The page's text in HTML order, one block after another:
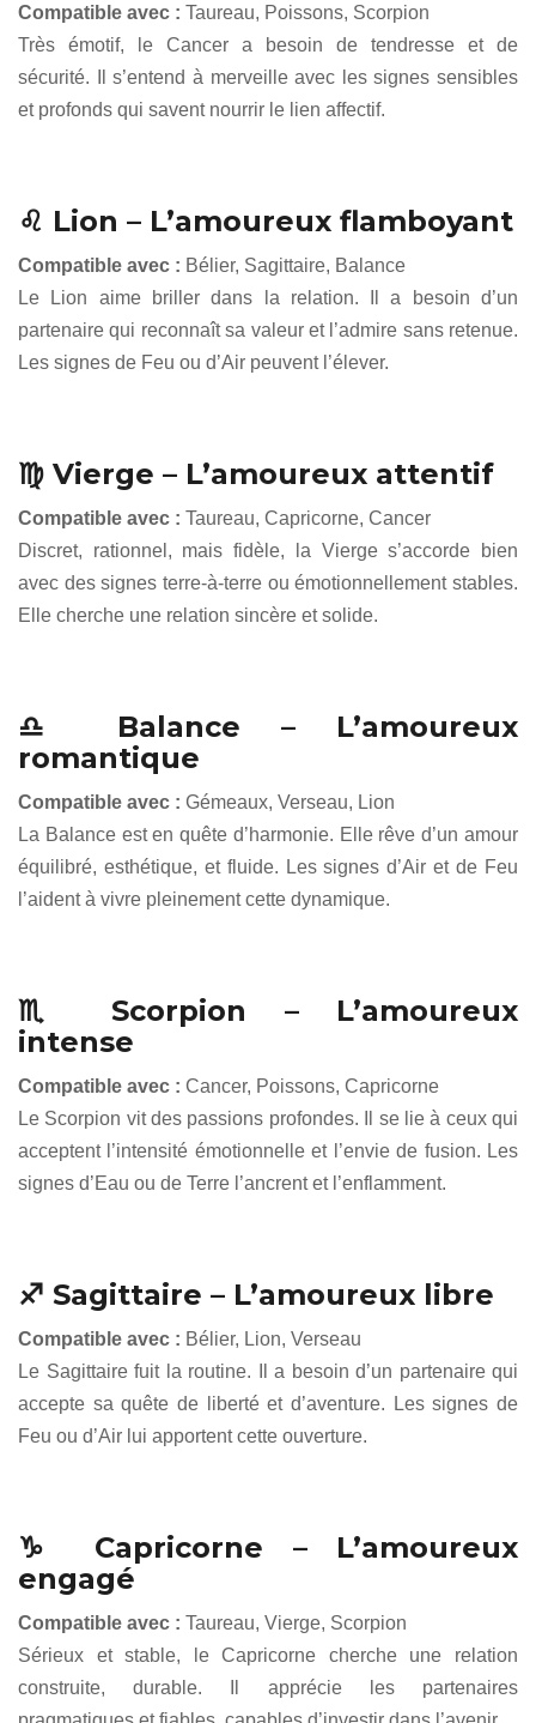
Compatible avec : Taureau, Poissons, Scorpion
Très émotif, le Cancer a besoin de tendresse et de
sécurité. Il s’entend à merveille avec les signes sensibles
et profonds qui savent nourrir le lien affectif.
♌ Lion – L’amoureux flamboyant
Compatible avec : Bélier, Sagittaire, Balance
Le Lion aime briller dans la relation. Il a besoin d’un
partenaire qui reconnaît sa valeur et l’admire sans retenue.
Les signes de Feu ou d’Air peuvent l’élever.
♍ Vierge – L’amoureux attentif
Compatible avec : Taureau, Capricorne, Cancer
Discret, rationnel, mais fidèle, la Vierge s’accorde bien
avec des signes terre-à-terre ou émotionnellement stables.
Elle cherche une relation sincère et solide.
♎ Balance – L’amoureux
romantique
Compatible avec : Gémeaux, Verseau, Lion
La Balance est en quête d’harmonie. Elle rêve d’un amour
équilibré, esthétique, et fluide. Les signes d’Air et de Feu
l’aident à vivre pleinement cette dynamique.
♏ Scorpion – L’amoureux
intense
Compatible avec : Cancer, Poissons, Capricorne
Le Scorpion vit des passions profondes. Il se lie à ceux qui
acceptent l’intensité émotionnelle et l’envie de fusion. Les
signes d’Eau ou de Terre l’ancrent et l’enflamment.
♐ Sagittaire – L’amoureux libre
Compatible avec : Bélier, Lion, Verseau
Le Sagittaire fuit la routine. Il a besoin d’un partenaire qui
accepte sa quête de liberté et d’aventure. Les signes de
Feu ou d’Air lui apportent cette ouverture.
♑ Capricorne – L’amoureux
engagé
Compatible avec : Taureau, Vierge, Scorpion
Sérieux et stable, le Capricorne cherche une relation
construite, durable. Il apprécie les partenaires